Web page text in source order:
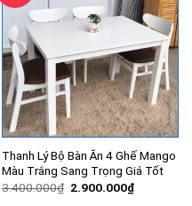
Thanh Lý Bộ Bàn Ăn 4 Ghế Mango
Màu Trắng Sang Trọng Giá Tốt
3.400.000₫ Giá
2.900.000₫Giá
hiện